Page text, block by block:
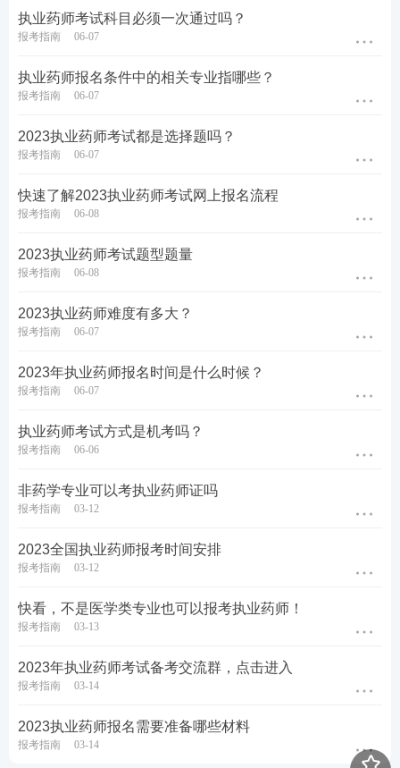
查询认证系统，请上传照片时慎重选用。
② 执业药师报名网上交费之前，请先阅读相关银行卡
的使用说明及注意事项;在交费过程中，随时注意支付
成系统速度缓慢，请耐心等待，尽量不要重复点击，
返回当前报考页面进行确认，若页面显示“报名完
更多关于执业药师报考问题，可以添加学霸君微信咨
多考友一起复习！
执业药师考试科目必须一次通过吗？
报考指南 06-07
执业药师报名条件中的相关专业指哪些？
报考指南 06-07
2023执业药师考试都是选择题吗？
报考指南 06-07
快速了解2023执业药师考试网上报名流程
报考指南 06-08
2023执业药师考试题型题量
报考指南 06-08
2023执业药师难度有多大？
报考指南 06-07
2023年执业药师报名时间是什么时候？
报考指南 06-07
执业药师考试方式是机考吗？
报考指南 06-06
非药学专业可以考执业药师证吗
报考指南 03-12
2023全国执业药师报考时间安排
报考指南 03-12
快看，不是医学类专业也可以报考执业药师！
报考指南 03-13
2023年执业药师考试备考交流群，点击进入
报考指南 03-14
2023执业药师报名需要准备哪些材料
报考指南 03-14